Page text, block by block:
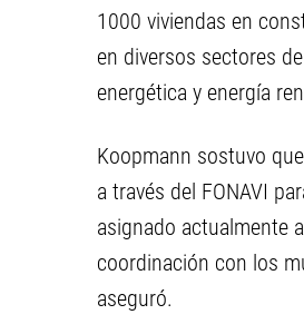
1000 viviendas en
en diversos sectores
energética y energía
Koopmann sostuvo
a través del FONAVI
asignado actualmente
coordinación con los
aseguró.